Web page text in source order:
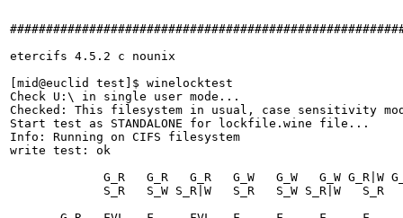
etercifs 4.5.2 с nounix
[mid@euclid test]$ winelocktest
Check U:\ in single user mode...
Checked: This filesystem in usual, case sensitivity
Start test as STANDALONE for lockfile.wine file...
Info: Running on CIFS filesystem
write test: ok